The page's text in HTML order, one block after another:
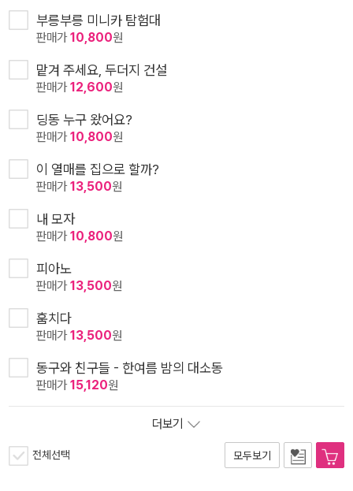
부릉부릉 미니카 탐험대
판매가10,800원
맡겨 주세요, 두더지 건설
판매가12,600원
딩동 누구 왔어요?
판매가10,800원
이 열매를 집으로 할까?
판매가13,500원
내 모자
판매가10,800원
피아노
판매가13,500원
훔치다
판매가13,500원
동구와 친구들 - 한여름 밤의 대소동
판매가15,120원
더보기
전체선택 모두보기